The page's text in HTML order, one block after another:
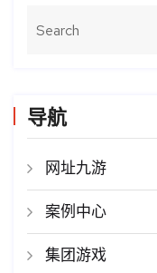
导航
网址九游
案例中心
集团游戏